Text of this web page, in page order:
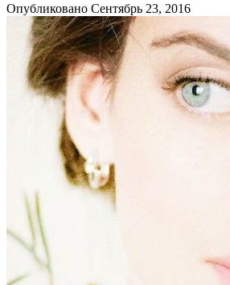
Опубликовано Сентябрь 23, 2016